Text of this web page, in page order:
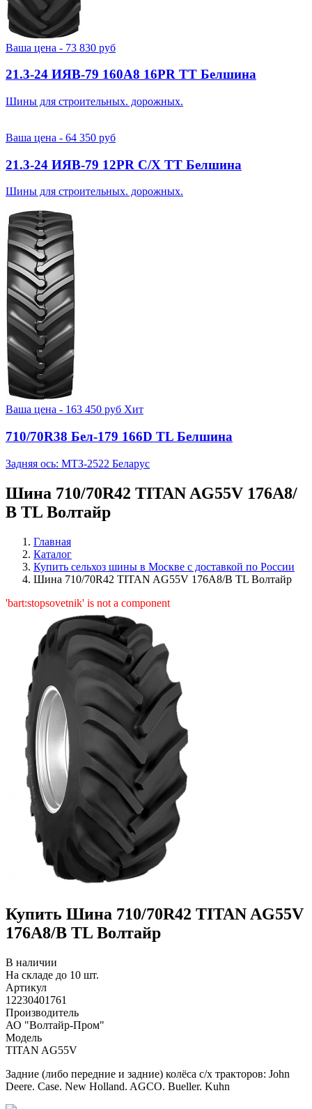
Ваша цена - 73 830 руб
21.3-24 ИЯВ-79 160A8 16PR TT Белшина
Шины для строительных. дорожных.
Ваша цена - 64 350 руб
21.3-24 ИЯВ-79 12PR С/Х TT Белшина
Шины для строительных. дорожных.
Ваша цена - 163 450 руб Хит
710/70R38 Бел-179 166D TL Белшина
Задняя ось: МТЗ-2522 Беларус
Шина 710/70R42 TITAN AG55V 176А8/
В TL Волтайр
Главная
Каталог
Купить сельхоз шины в Москве с доставкой по России
Шина 710/70R42 TITAN AG55V 176А8/В TL Волтайр
'bart:stopsovetnik' is not a component
Купить Шина 710/70R42 TITAN AG55V
176А8/В TL Волтайр
В наличии
На складе до 10 шт.
Артикул
12230401761
Производитель
АО "Волтайр-Пром"
Модель
TITAN AG55V
Задние (либо передние и задние) колёса с/х тракторов: John
Deere. Case. New Holland. AGCO. Bueller. Kuhn